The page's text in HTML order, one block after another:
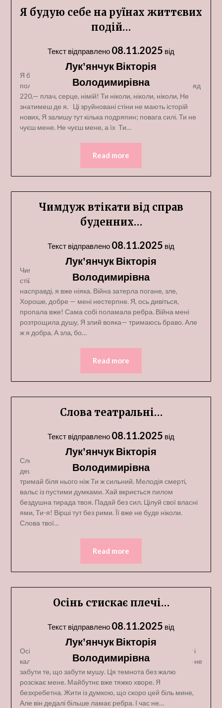
Я будую себе на руїнах життєвих
подій…
Текст відправлено 08.11.2025 від
Лукʼянчук Вікторія
Володимирівна
Я будую себе на руїнах життєвих подій, На розлогих
полях лине вірш мій— Свята панацея. Біль кидає розряд
220,— плач, серце, німій! Ти ніколи, ніколи, ніколи, Не
знатимеш де я. Ці зруйновані стіни не мають історій
нових, Я залишу тут кілька подряпин; повага силі. Ти не
чуєш мене. Не чуєш мене, а їх Ти…
Read more
Чимдуж втікати від справ
буденних…
Текст відправлено 08.11.2025 від
Лукʼянчук Вікторія
Володимирівна
Чимдуж втікати від справ буденних, Тримать удар як
стійкий вояка. Я ось дивіться яка натхненна! Але ж,
насправді, я вже ніяка. Війна затерла погане, зле,
Хороше, добре — мені нестерпне. Я, ось дивіться,
пропала вже! Сама собі поламала ребра. Війна мені
розтрощила душу, Я злий вояка— тримаюсь браво. Але
ж я добра. А зла, бо…
Read more
Слова театральні…
Текст відправлено 08.11.2025 від
Лукʼянчук Вікторія
Володимирівна
Слова театральні, гримаси ну точно такі ж! Актори
дешеві в старому німому фільмі. Цілуй моє серце й
тримай біля нього ніж Ти ж сильний. Мелодія смерті,
вальс із пустими думками. Хай вкриється пилом
бездушна тирада твоя. Падай без сил. Цілуй свої власні
ями, Ти-я! Вірші тут без рими. Її вже не буде ніколи.
Слова твої…
Read more
Осінь стискає плечі…
Текст відправлено 08.11.2025 від
Лукʼянчук Вікторія
Володимирівна
Осінь стискає плечі, обом нам гірко. Холод збиває з ніг і
калічить душу. Я роздрукую спогад собі на плівку Щоб не
забути те, що забути мушу. Ця темнота без жалю
розсікає мене. Майбутнє вже тяжко хворе. Я
безхребетна. Жити із думкою, що скоро цей біль мине,
Але він дедалі більше ламає ребра. І час не…